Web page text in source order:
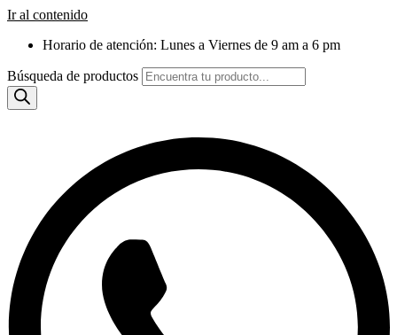
Ir al contenido
Horario de atención: Lunes a Viernes de 9 am a 6 pm
Búsqueda de productos